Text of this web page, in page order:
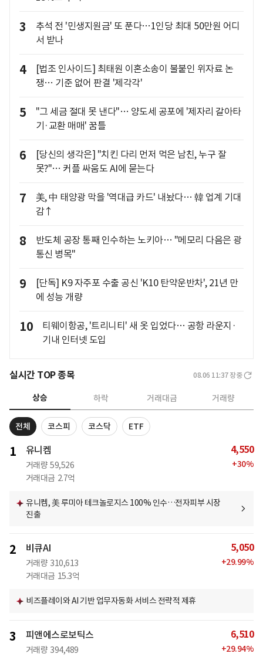
3
추석 전 '민생지원금' 또 푼다…1인당 최대 50만원 어디
서 받나
4
[법조 인사이드] 최태원 이혼소송이 불붙인 위자료 논
쟁… 기준 없어 판결 '제각각'
5
"그 세금 절대 못 낸다"… 양도세 공포에 '제자리 갈아타
기·교환 매매' 꿈틀
6
[당신의 생각은] "치킨 다리 먼저 먹은 남친, 누구 잘
못?"… 커플 싸움도 AI에 묻는다
7
美, 中 태양광 막을 '역대급 카드' 내놨다… 韓 업계 기대
감↑
8
반도체 공장 통째 인수하는 노키아… "메모리 다음은 광
통신 병목"
9
[단독] K9 자주포 수출 공신 'K10 탄약운반차', 21년 만
에 성능 개량
10
티웨이항공, '트리니티' 새 옷 입었다… 공항 라운지·
기내 인터넷 도입
실시간 TOP 종목 08.06 11:37 장중
상승 하락 거래대금 거래량
전체 코스피 코스닥 ETF
1 유니켐
거래량 59,526
거래대금 2.7억
4,550
+30%
유니켐, 美 루미아 테크놀로지스 100% 인수…전자피부 시장
진출
2 비큐AI
거래량 310,613
거래대금 15.3억
5,050
+29.99%
비즈플레이와 AI 기반 업무자동화 서비스 전략적 제휴
3 피앤에스로보틱스
거래량 394,489
6,510
+29.94%